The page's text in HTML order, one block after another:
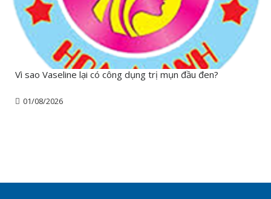
Vì sao Vaseline lại có công dụng trị mụn đầu đen?
01/08/2026